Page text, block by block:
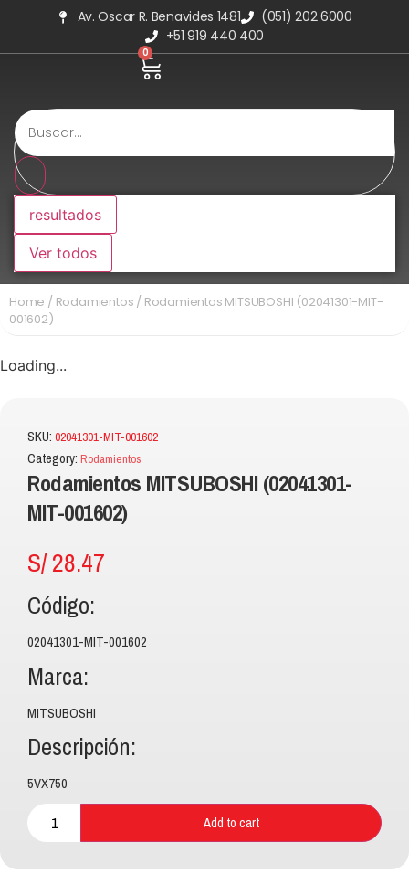
Av. Oscar R. Benavides 1481
(051) 202 6000
+51 919 440 400
0
resultados
Ver todos
Home / Rodamientos / Rodamientos MITSUBOSHI (02041301-MIT-
001602)
Loading...
SKU: 02041301-MIT-001602
Category: Rodamientos
Rodamientos MITSUBOSHI (02041301-
MIT-001602)
S/28.47
Código:
02041301-MIT-001602
Marca:
MITSUBOSHI
Descripción:
5VX750
Add to cart